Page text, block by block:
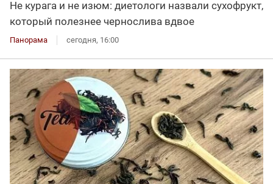
Не курага и не изюм: диетологи назвали сухофрукт,
который полезнее чернослива вдвое
Панорама сегодня, 16:00